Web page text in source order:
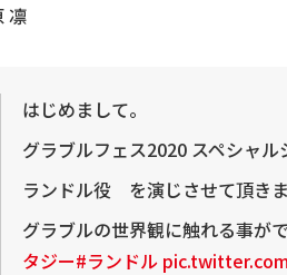
凛
はじめまして。
グラブルフェス2020 スペシャ
ランドル役 を演じさせて頂き
グラブルの世界観に触れる事が
タジー#ランドル